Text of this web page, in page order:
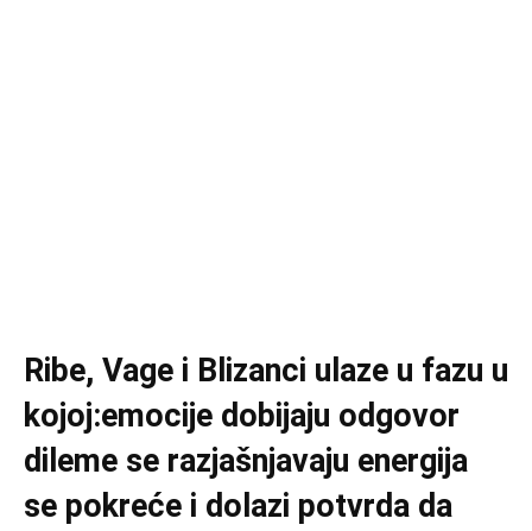
Ribe, Vage i Blizanci ulaze u fazu u
kojoj:emocije dobijaju odgovor
dileme se razjašnjavaju energija
se pokreće i dolazi potvrda da